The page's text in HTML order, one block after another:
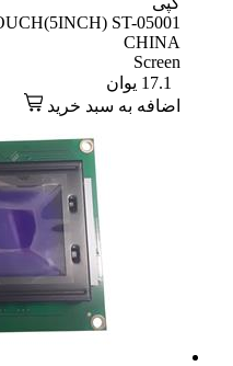
ST-05001
CHINA
Screen
17.1 یوان
اضافه به سبد خرید